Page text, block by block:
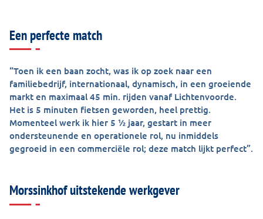
Een perfecte match
“Toen ik een baan zocht, was ik op zoek naar een
familiebedrijf, internationaal, dynamisch, in een groeiende
markt en maximaal 45 min. rijden vanaf Lichtenvoorde.
Het is 5 minuten fietsen geworden, heel prettig.
Momenteel werk ik hier 5 ½ jaar, gestart in meer
ondersteunende en operationele rol, nu inmiddels
gegroeid in een commerciële rol; deze match lijkt perfect”.
Morssinkhof uitstekende werkgever